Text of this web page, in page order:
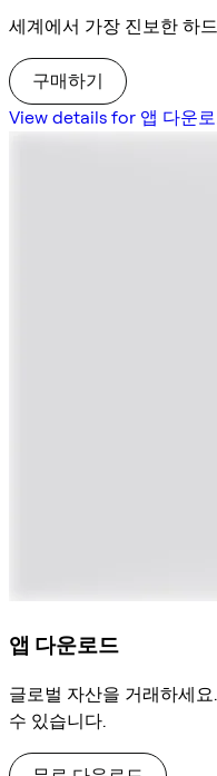
세계에서 가장 진보한 하
구매하기
View details for 앱 다운
앱 다운로드
글로벌 자산을 거래하세
수 있습니다.